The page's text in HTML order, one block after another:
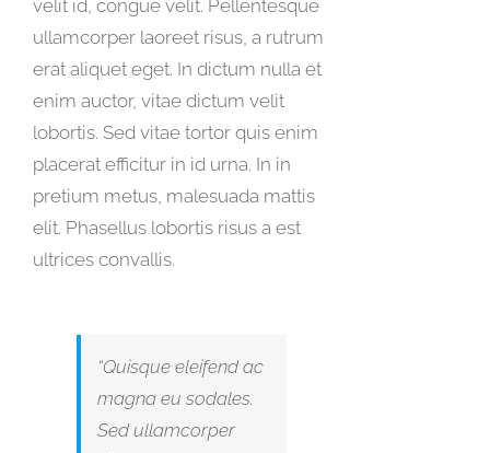
velit id, congue velit. Pellentesque
ullamcorper laoreet risus, a rutrum
erat aliquet eget. In dictum nulla et
enim auctor, vitae dictum velit
lobortis. Sed vitae tortor quis enim
placerat efficitur in id urna. In in
pretium metus, malesuada mattis
elit. Phasellus lobortis risus a est
ultrices convallis.
“Quisque eleifend ac
magna eu sodales.
Sed ullamcorper